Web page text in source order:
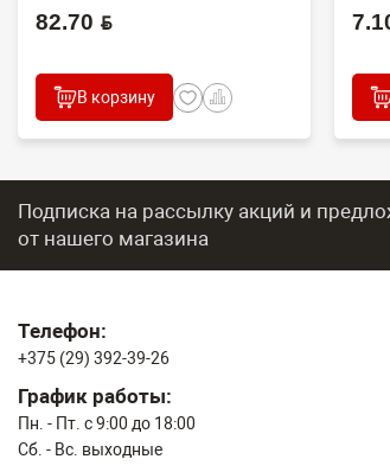
82.70 BYN
В корзину
7.10
Подписка на рассылку акций и
от нашего магазина
Телефон:
+375 (29) 392-39-26
График работы:
Пн. - Пт. с 9:00 до 18:00
Сб. - Вс. выходные